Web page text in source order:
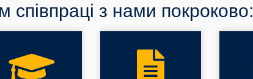
співпраці з нами покроково: